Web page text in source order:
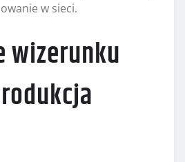
w sieci.
wizerunku